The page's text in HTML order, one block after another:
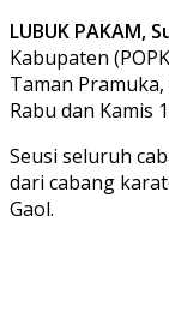
LUBUK PAKAM,
Kabupaten
Taman
Rabu dan Kamis
Seusi seluruh
dari cabang
Gaol.